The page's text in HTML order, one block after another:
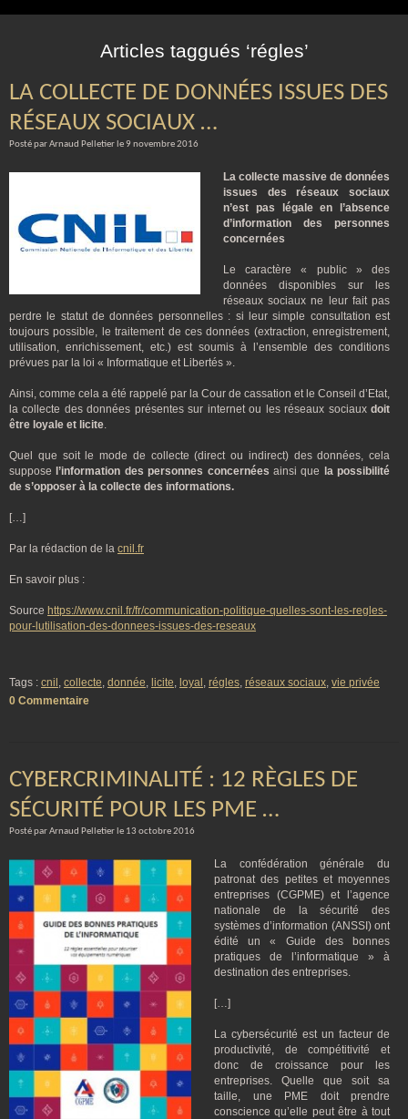
Articles taggués ‘régles’
LA COLLECTE DE DONNÉES ISSUES DES
RÉSEAUX SOCIAUX …
Posté par Arnaud Pelletier le 9 novembre 2016
La collecte massive de données
issues des réseaux sociaux
n’est pas légale en l’absence
d’information des personnes
concernées
Le caractère « public » des
données disponibles sur les
réseaux sociaux ne leur fait pas
perdre le statut de données personnelles : si leur simple consultation est
toujours possible, le traitement de ces données (extraction, enregistrement,
utilisation, enrichissement, etc.) est soumis à l’ensemble des conditions
prévues par la loi « Informatique et Libertés ».
Ainsi, comme cela a été rappelé par la Cour de cassation et le Conseil d’Etat,
la collecte des données présentes sur internet ou les réseaux sociauxdoit
être loyale et licite.
Quel que soit le mode de collecte (direct ou indirect) des données, cela
suppose l’information des personnes concernées ainsi que la possibilité
de s’opposer à la collecte des informations.
[…]
Par la rédaction de la cnil.fr
En savoir plus :
Source https://www.cnil.fr/fr/communication-politique-quelles-sont-les-regles-
pour-lutilisation-des-donnees-issues-des-reseaux
Tags : cnil , collecte, donnée, licite, loyal , régles, réseaux sociaux, vie privée
0 Commentaire
CYBERCRIMINALITÉ : 12 RÈGLES DE
SÉCURITÉ POUR LES PME …
Posté par Arnaud Pelletier le 13 octobre 2016
La confédération générale du
patronat des petites et moyennes
entreprises (CGPME) et l’agence
nationale de la sécurité des
systèmes d’information (ANSSI) ont
édité un « Guide des bonnes
pratiques de l’informatique » à
destination des entreprises.
[…]
La cybersécurité est un facteur de
productivité, de compétitivité et
donc de croissance pour les
entreprises. Quelle que soit sa
taille, une PME doit prendre
conscience qu’elle peut être à tout